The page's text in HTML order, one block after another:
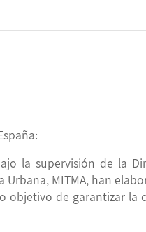
la supervisión de la
MITMA, han
de garantizar la